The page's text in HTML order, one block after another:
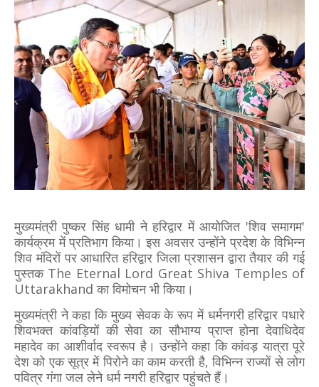
मुख्यमंत्री पुष्कर सिंह धामी ने हरिद्वार में आयोजित 'शिव समागम'
कार्यक्रम में प्रतिभाग किया। इस अवसर उन्होंने प्रदेश के विभिन्न
शिव मंदिरों पर आधारित हरिद्वार जिला प्रशासन द्वारा तैयार की गई
पुस्तक The Eternal Lord Great Shiva Temples of
Uttarakhand का विमोचन भी किया।
मुख्यमंत्री ने कहा कि मुख्य सेवक के रूप में धर्मनगरी हरिद्वार पधारे
शिवभक्त कांवड़ियों की सेवा का सौभाग्य प्राप्त होना देवाधिदेव
महादेव का आशीर्वाद स्वरूप है। उन्होंने कहा कि कांवड़ यात्रा पूरे
देश को एक सूत्र में पिरोने का काम करती है, विभिन्न राज्यों से लोग
पवित्र गंगा जल लेने धर्म नगरी हरिद्वार पहुंचते हैं।